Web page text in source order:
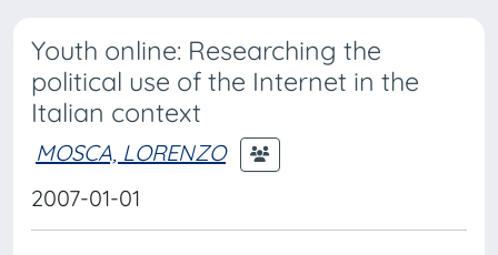
Youth online: Researching the
political use of the Internet in the
Italian context
MOSCA, LORENZO
2007-01-01